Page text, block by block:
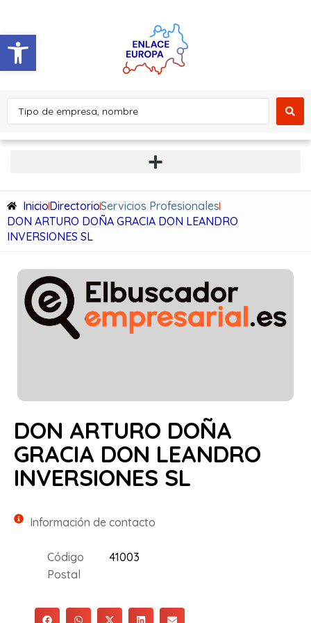
Abrir barra de herramientas
InicioDirectorioServicios Profesionales
DON ARTURO DOÑA GRACIA DON LEANDRO
INVERSIONES SL
DON ARTURO DOÑA
GRACIA DON LEANDRO
INVERSIONES SL
Información de contacto
Código
Postal
41003